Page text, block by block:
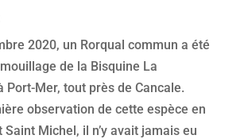
2020, un Rorqual commun a été
de la Bisquine La
Port-Mer, tout près de Cancale.
observation de cette espèce en
Saint Michel, il n’y avait jamais eu